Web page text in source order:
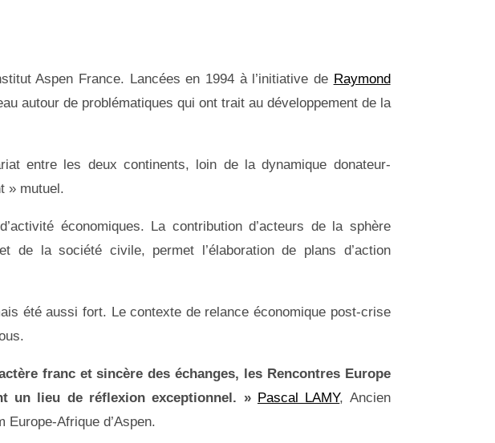
Aspen France. Lancées en 1994 à l’initiative de Raymond
autour de problématiques qui ont trait au développement de la
entre les deux continents, loin de la dynamique donateur-
» mutuel.
économiques. La contribution d’acteurs de la sphère
de la société civile, permet l’élaboration de plans d’action
été aussi fort. Le contexte de relance économique post-crise
franc et sincère des échanges, les Rencontres Europe
un lieu de réflexion exceptionnel. » Pascal LAMY, Ancien
Europe-Afrique d’Aspen.